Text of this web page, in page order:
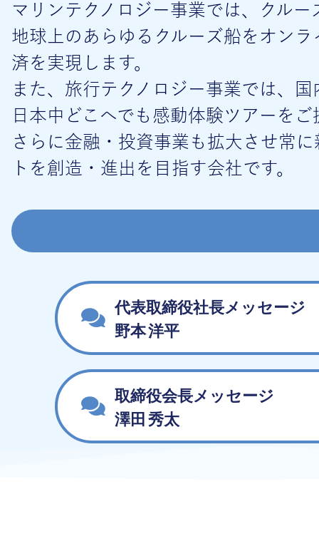
マリンテクノロジー事業では、クルー
地球上のあらゆるクルーズ船をオン
済を実現します。
また、旅行テクノロジー事業では、
日本中どこへでも感動体験ツアーをご
さらに金融・投資事業も拡大させ常
トを創造・進出を目指す会社です。
代表取締役社長メッセージ
野本 洋平
取締役会長メッセージ
澤田 秀太